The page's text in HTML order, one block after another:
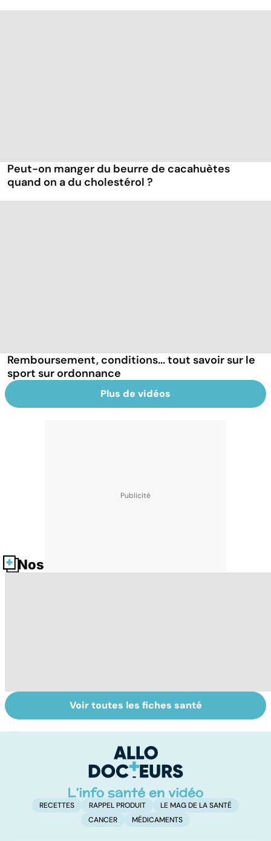
Peut-on manger du beurre de cacahuètes
quand on a du cholestérol ?
Remboursement, conditions... tout savoir sur le
sport sur ordonnance
Plus de vidéos
Nos fiches santé
Alimentation :
mangeons-nous
Les féculents, un
carburant
pour l'organisme
Voir toutes les fiches santé
RECETTES RAPPEL PRODUIT
LE MAG DE LA SANTÉ
CANCER
MÉDICAMENTS